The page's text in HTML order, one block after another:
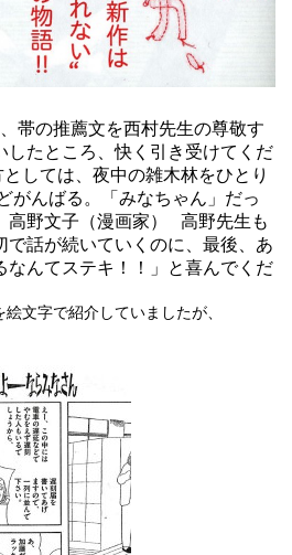
帯の推薦文を西村先生の尊敬す
したところ、快く引き受けてくだ
しては、夜中の雑木林をひとり
がんばる。「みなちゃん」だっ
高野文子（漫画家） 高野先生も
で話が続いていくのに、最後、あ
なんてステキ！！」と喜んでくだ
文字で紹介していましたが、